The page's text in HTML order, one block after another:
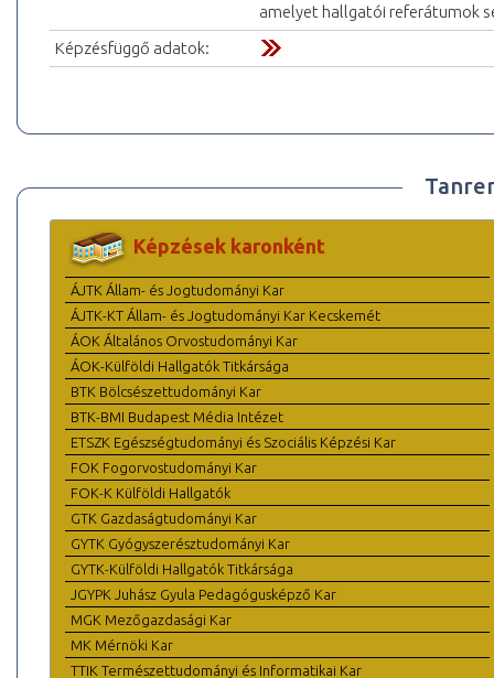
amelyet hallgatói referátumok
Képzésfüggő adatok:
Képzések karonként
ÁJTK Állam- és Jogtudományi Kar
ÁJTK-KT Állam- és Jogtudományi Kar Kecskemét
ÁOK Általános Orvostudományi Kar
ÁOK-Külföldi Hallgatók Titkársága
BTK Bölcsészettudományi Kar
BTK-BMI Budapest Média Intézet
ETSZK Egészségtudományi és Szociális Képzési Kar
FOK Fogorvostudományi Kar
FOK-K Külföldi Hallgatók
GTK Gazdaságtudományi Kar
GYTK Gyógyszerésztudományi Kar
GYTK-Külföldi Hallgatók Titkársága
JGYPK Juhász Gyula Pedagógusképző Kar
MGK Mezőgazdasági Kar
MK Mérnöki Kar
TTIK Természettudományi és Informatikai Kar